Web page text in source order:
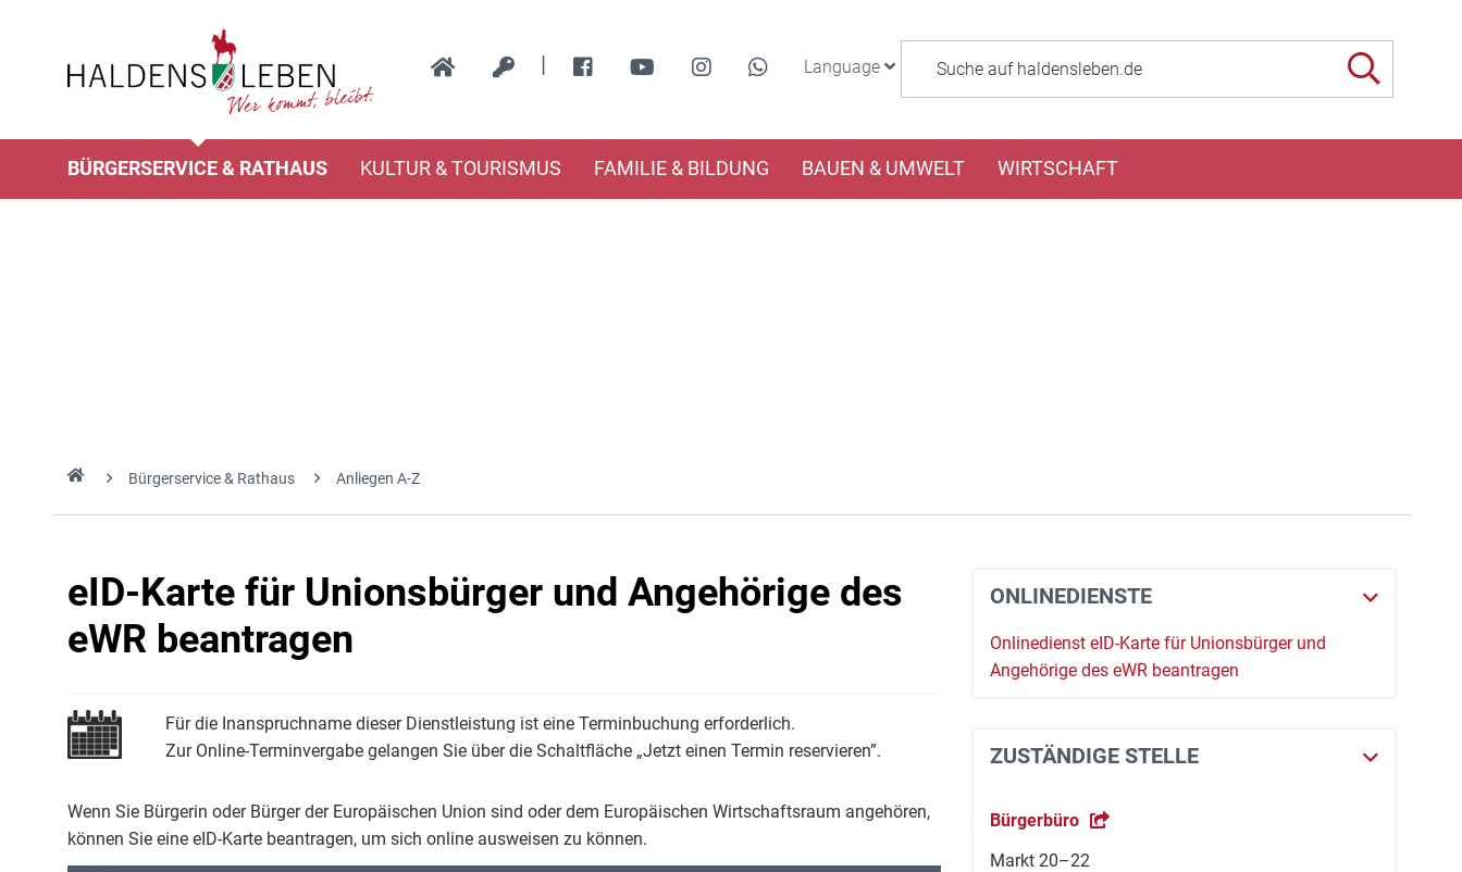
| Language
BÜRGERSERVICE & RATHAUS KULTUR & TOURISMUS FAMILIE & BILDUNG BAUEN & UMWELT WIRTSCHAFT
Bürgerservice & Rathaus Anliegen A-Z
eID-Karte für Unionsbürger und Angehörige des
eWR beantragen
Für die Inanspruchname dieser Dienstleistung ist eine Terminbuchung erforderlich.
Zur Online-Terminvergabe gelangen Sie über die Schaltfläche „Jetzt einen Termin reservieren”.
Wenn Sie Bürgerin oder Bürger der Europäischen Union sind oder dem Europäischen Wirtschaftsraum angehören,
können Sie eine eID-Karte beantragen, um sich online ausweisen zu können.
ONLINEDIENSTE
Onlinedienst eID-Karte für Unionsbürger und
Angehörige des eWR beantragen
ZUSTÄNDIGE STELLE
Bürgerbüro
Markt 20–22